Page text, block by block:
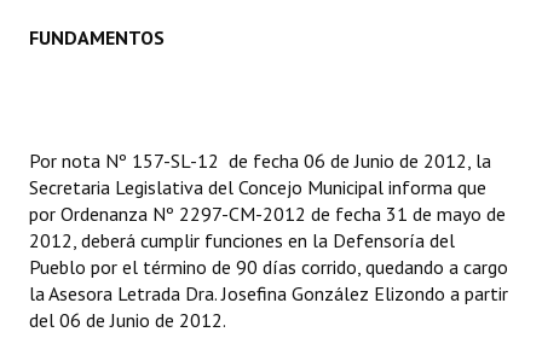
Actas de Sesión
Actas de Audiencias Públicas
NORMATIVA
Comunicaciones
FUNDAMENTOS
Por nota Nº 157-SL-12 de fecha 06 de Junio de 2012, la
Secretaria Legislativa del Concejo Municipal informa que
por Ordenanza Nº 2297-CM-2012 de fecha 31 de mayo de
2012, deberá cumplir funciones en la Defensoría del
Pueblo por el término de 90 días corrido, quedando a cargo
la Asesora Letrada Dra. Josefina González Elizondo a partir
del 06 de Junio de 2012.